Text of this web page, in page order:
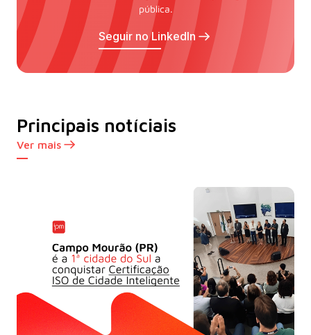
pública.
Seguir no LinkedIn
Principais notíciais
Ver mais